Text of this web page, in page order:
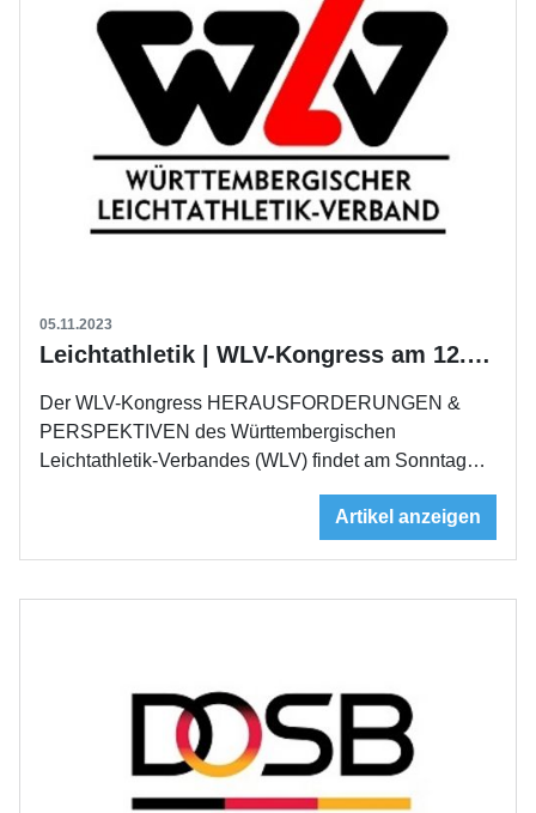
05.11.2023
Leichtathletik | WLV-Kongress am 12. November
Der WLV-Kongress HERAUSFORDERUNGEN &
PERSPEKTIVEN des Württembergischen
Leichtathletik-Verbandes (WLV) findet am Sonntag…
Artikel anzeigen